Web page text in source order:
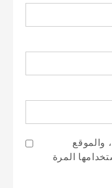
والموقع
المرة